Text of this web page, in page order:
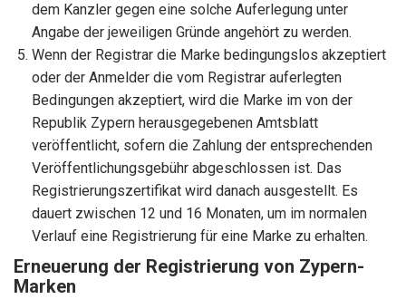
dem Kanzler gegen eine solche Auferlegung unter
Angabe der jeweiligen Gründe angehört zu werden.
Wenn der Registrar die Marke bedingungslos akzeptiert
oder der Anmelder die vom Registrar auferlegten
Bedingungen akzeptiert, wird die Marke im von der
Republik Zypern herausgegebenen Amtsblatt
veröffentlicht, sofern die Zahlung der entsprechenden
Veröffentlichungsgebühr abgeschlossen ist. Das
Registrierungszertifikat wird danach ausgestellt. Es
dauert zwischen 12 und 16 Monaten, um im normalen
Verlauf eine Registrierung für eine Marke zu erhalten.
Erneuerung der Registrierung von Zypern-
Marken